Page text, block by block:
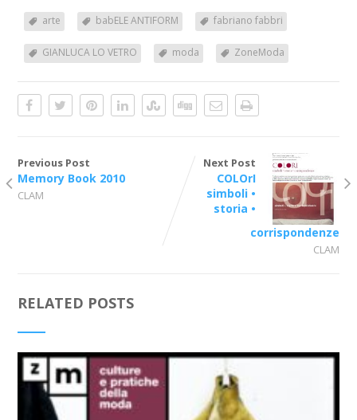
arte babELE ANTIFORM fabriano fabbri
GIANLUCA LO VETRO moda ZoneModa
Previous Post
Memory Book 2010
CLAM
Next Post
COLOrI
simboli •
storia •
corrispondenze
CLAM
RELATED POSTS